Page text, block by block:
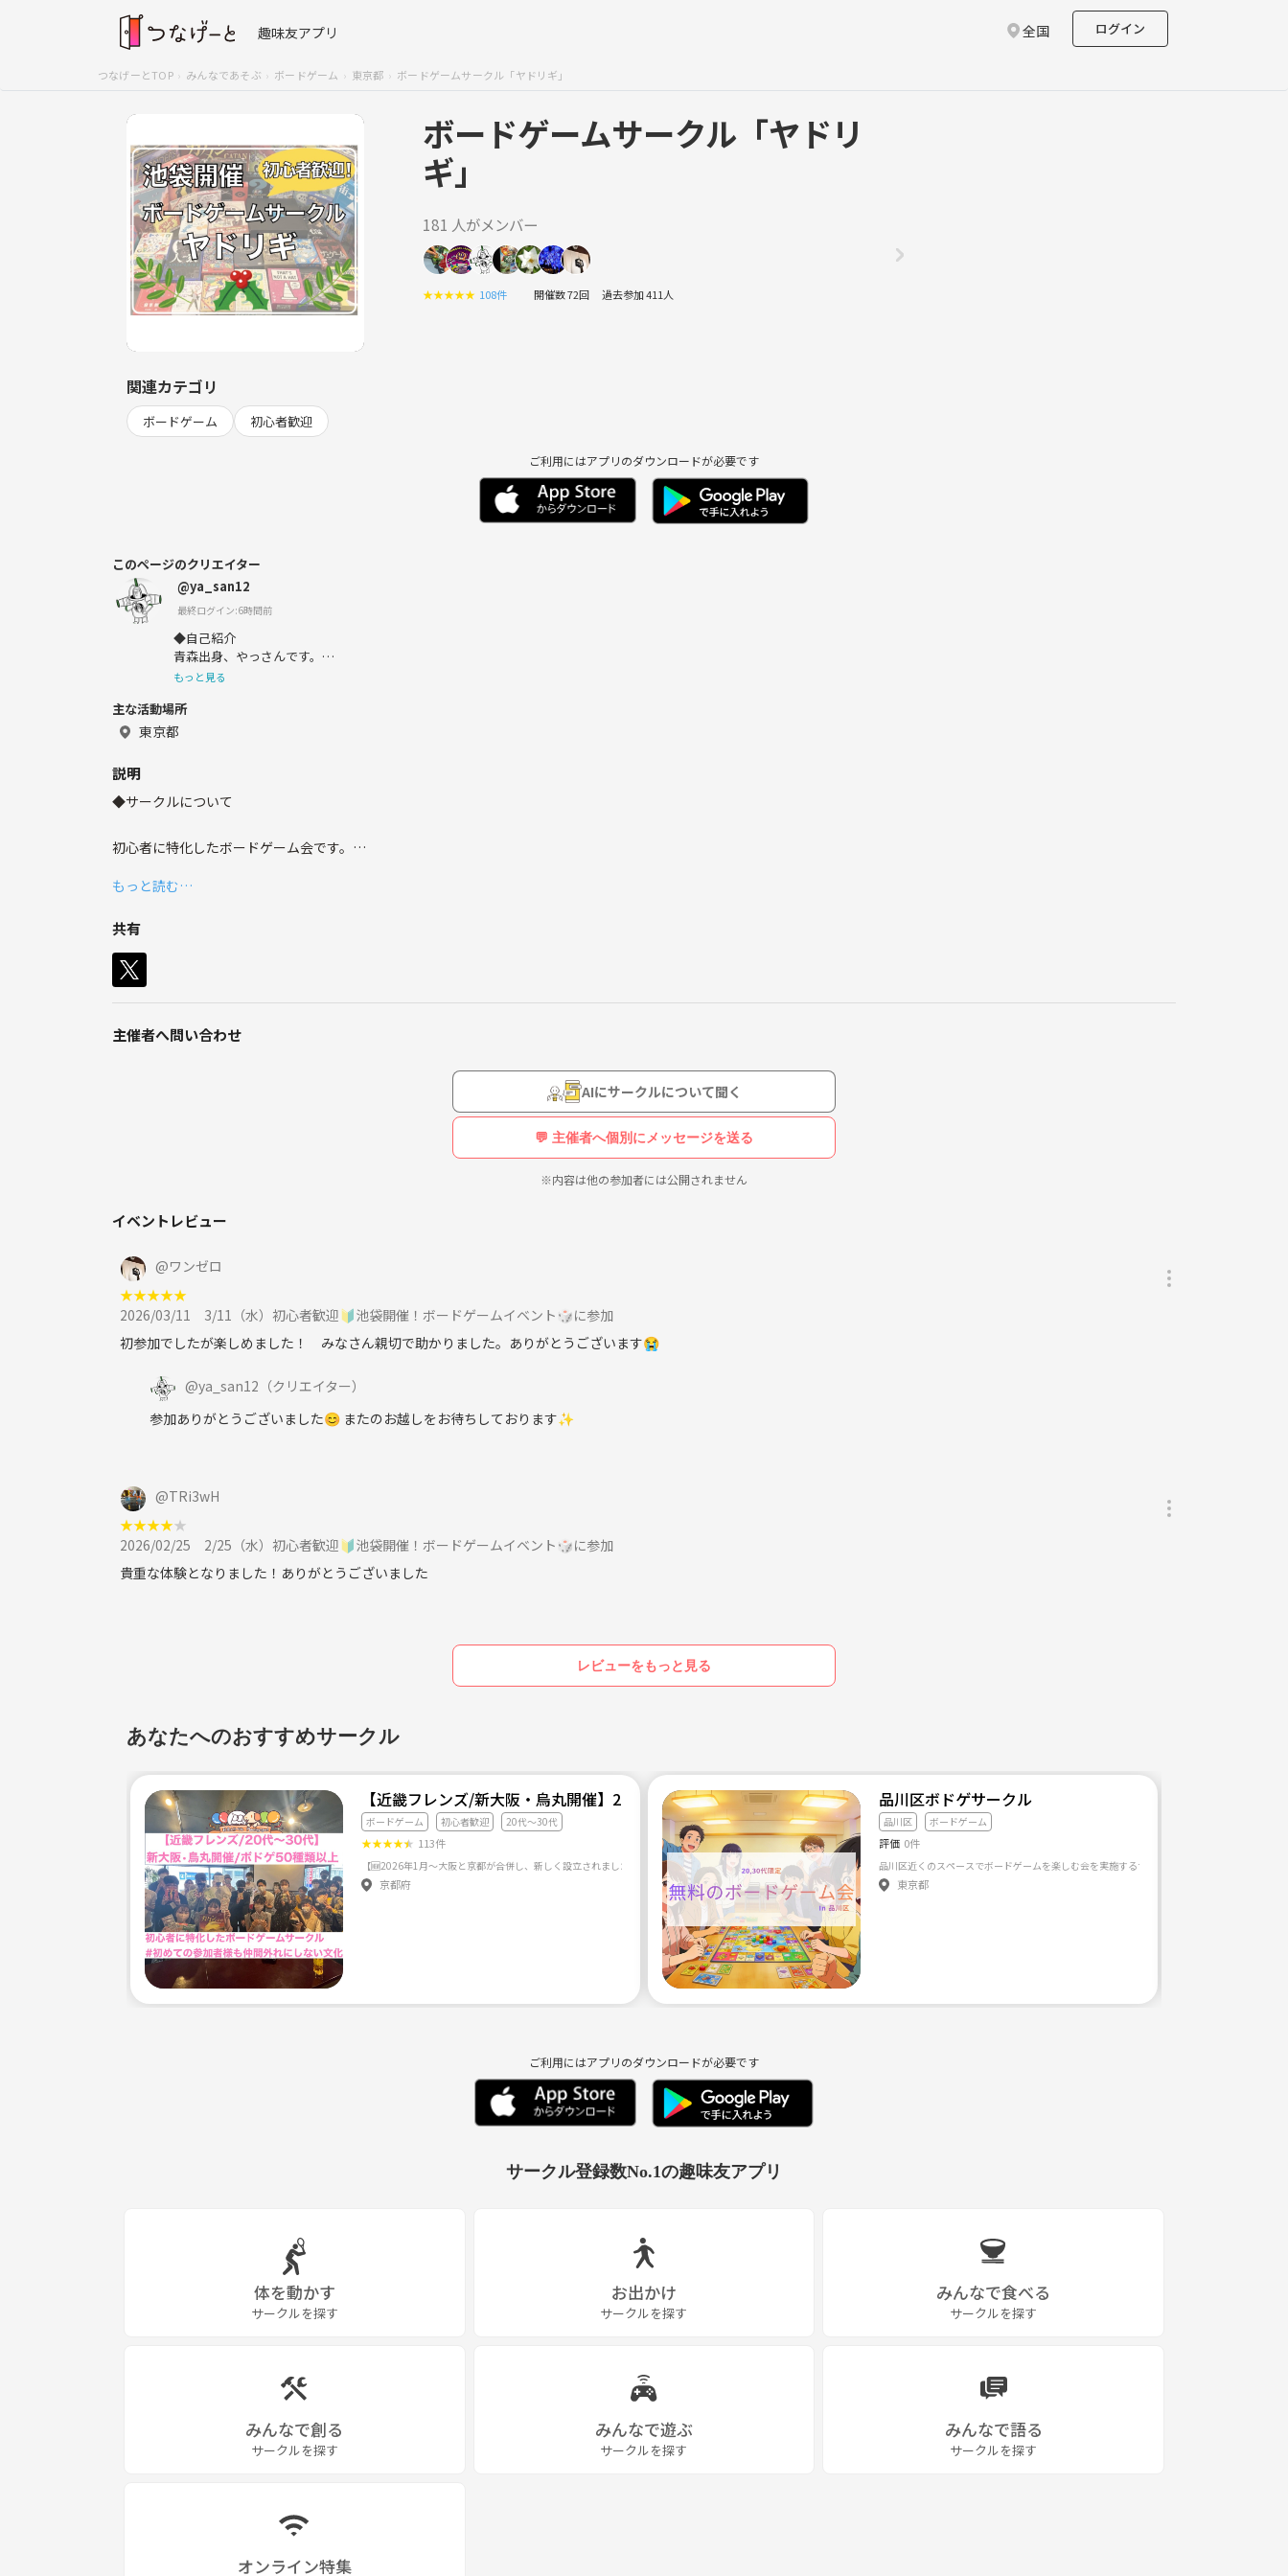
趣味友アプリ 全国 ログイン
つなげーとTOP みんなであそぶ ボードゲーム 東京都 ボードゲームサークル「ヤドリギ」
ボードゲームサークル「ヤドリ
ギ」
181 人がメンバー
★★★★★ 108件 開催数 72回 過去参加 411人
関連カテゴリ
ボードゲーム 初心者歓迎
ご利用にはアプリのダウンロードが必要です
このページのクリエイター
@ya_san12
最終ログイン:6時間前
◆自己紹介
青森出身、やっさんです。
都内でボードゲーム会やイベントを主催して5年目になります。
上京後にボードゲームと出会い、
「ゲームを通じて、初対面同士でも自然に会話が生まれ、人と人
✔職場と家の往復で刺激が少ない
✔ 地元の友達みたいな、程よい距離感のつながりが欲しい
初参加・おひとり参加も大歓迎です☺️
・脱出ゲーム
・温泉
・お酒
・ラーメン／寿司
共通の話題があれば、ぜひ声かけてください✨
もっと見る
主な活動場所
東京都
説明
◆サークルについて
初心者に特化したボードゲーム会です。
◆イベント
水曜の夜と土日を中心にボードゲーム会を開催しています。
・招待隠匿系 etc…
持ち込みも大歓迎です♪
◆ 禁止事項
※下記内容を発見、発覚した際は、途中退出いただき、つなげーと運営者に報告します※
（開催日以降も、参加者より申し出ありましたら、同様の対応とします）
・ネットワークビジネス及びその他のビジネスへ取り組まれている方、事業家集団の方の参加
・宗教やBtoCの不動産、保険、金融商材の勧誘（事後も含めて、こちらで出会った方への勧誘）
・煙草の臭い、口臭、体臭、過度な香水などについては特にご注意ください。
・個人間の連絡先の交換などは各々の責任でお願いします。
もっと読む…
共有
主催者へ問い合わせ
AIにサークルについて聞く
💬 主催者へ個別にメッセージを送る
※内容は他の参加者には公開されません
イベントレビュー
@ワンゼロ
★★★★★
2026/03/11
3/11（水）初心者歓迎🔰池袋開催！ボードゲームイベント🎲に参加
初参加でしたが楽しめました！ みなさん親切で助かりました。ありがとうございます😭
@ya_san12 （クリエイター）
参加ありがとうございました😊 またのお越しをお待ちしております✨
@TRi3wH
★★★★★
2026/02/25
2/25（水）初心者歓迎🔰池袋開催！ボードゲームイベント🎲に参加
貴重な体験となりました！ありがとうございました
レビューをもっと見る
あなたへのおすすめサークル
【近畿フレンズ/新大阪・烏丸開催】20代〜30代向け/初心者特化したボードゲームサークル！
ボードゲーム 初心者歓迎 20代〜30代
★★★★★ 113件
京都府
品川区ボドゲサークル
品川区 ボードゲーム
評価 0件
品川区近くのスペースでボードゲームを楽しむ会を実施するサークルです
東京都
ご利用にはアプリのダウンロードが必要です
サークル登録数No.1の趣味友アプリ
体を動かす
サークルを探す
お出かけ
サークルを探す
みんなで食べる
サークルを探す
みんなで創る
サークルを探す
みんなで遊ぶ
サークルを探す
みんなで語る
サークルを探す
オンライン特集